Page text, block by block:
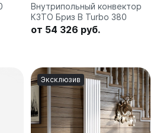
Внутрипольный конвектор
КЗТО Бриз В Turbo 380
от 54 326 руб.
Эксклюзив